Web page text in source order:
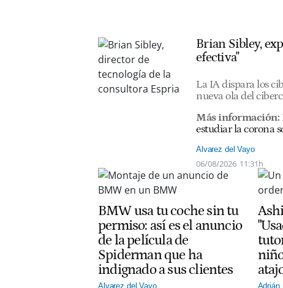
Brian Sibley,
efectiva"
La IA dispara los
nueva ola del
Más información:
estudiar la corona
Alvarez del Vayo
06/08/2026 11:31h
BMW usa tu coche sin tu
permiso: así es el anuncio
de la película de
Spiderman que ha
indignado a sus clientes
Alvarez del Vayo Adrián